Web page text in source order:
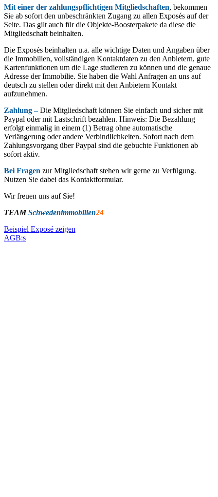
Mit einer der zahlungspflichtigen Mitgliedschaften, bekommen
Sie ab sofort den unbeschränkten Zugang zu allen Exposés auf der
Seite. Das gilt auch für die Objekte-Boosterpakete da diese die
Mitgliedschaft beinhalten.
Die Exposés beinhalten u.a. alle wichtige Daten und Angaben über
die Immobilien, vollständigen Kontaktdaten zu den Anbietern, gute
Kartenfunktionen um die Lage studieren zu können und die genaue
Adresse der Immobilie. Sie haben die Wahl Anfragen an uns auf
deutsch zu stellen oder direkt mit den Anbietern Kontakt
aufzunehmen.
Zahlung –Die Mitgliedschaft können Sie einfach und sicher mit
Paypal oder mit Lastschrift bezahlen. Hinweis: Die Bezahlung
erfolgt einmalig in einem (1) Betrag ohne automatische
Verlängerung oder andere Verbindlichkeiten. Sofort nach dem
Zahlungsvorgang über Paypal sind die gebuchte Funktionen ab
sofort aktiv.
Bei Fragen zur Mitgliedschaft stehen wir gerne zu Verfügung.
Nutzen Sie dabei das Kontaktformular.
Wir freuen uns auf Sie!
TEAMSchwedenimmobilien24
Beispiel Exposé zeigen
AGB:s